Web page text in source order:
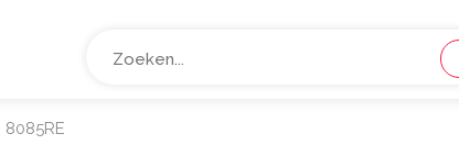
8085RE